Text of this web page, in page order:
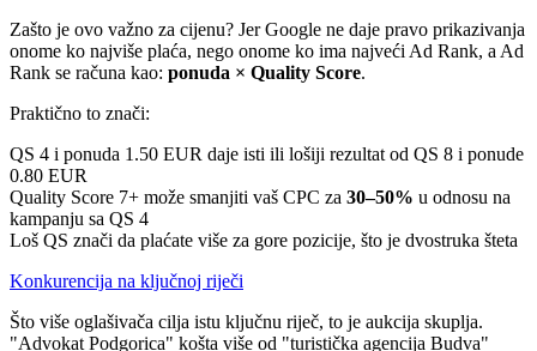
Zašto je ovo važno za cijenu? Jer Google ne daje pravo prikazivanja
onome ko najviše plaća, nego onome ko ima najveći Ad Rank, a Ad
Rank se računa kao: ponuda × Quality Score.
Praktično to znači:
QS 4 i ponuda 1.50 EUR daje isti ili lošiji rezultat od QS 8 i ponude
0.80 EUR
Quality Score 7+ može smanjiti vaš CPC za 30–50% u odnosu na
kampanju sa QS 4
Loš QS znači da plaćate više za gore pozicije, što je dvostruka šteta
Konkurencija na ključnoj riječi
Što više oglašivača cilja istu ključnu riječ, to je aukcija skuplja.
"Advokat Podgorica" košta više od "turistička agencija Budva"